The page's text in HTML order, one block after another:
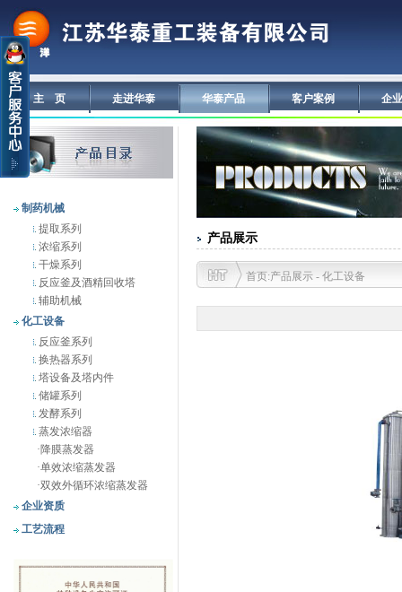
主 页 走进华泰 华泰产品 客户案例 企
制药机械
提取系列
浓缩系列
干燥系列
反应釜及酒精回收塔
辅助机械
化工设备
反应釜系列
换热器系列
塔设备及塔内件
储罐系列
发酵系列
蒸发浓缩器
·降膜蒸发器
·单效浓缩蒸发器
·双效外循环浓缩蒸发器
企业资质
工艺流程
产品展示
首页:产品展示 - 化工设备